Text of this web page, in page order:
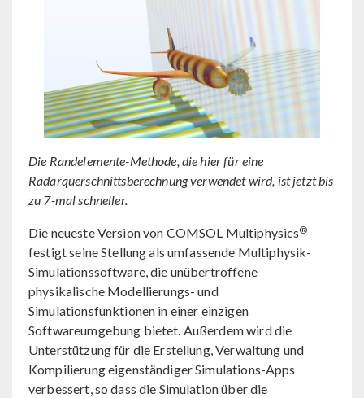
Die Randelemente-Methode, die hier für eine
Radarquerschnittsberechnung verwendet wird, ist jetzt bis
zu 7-mal schneller.
Die neueste Version von COMSOL Multiphysics®
festigt seine Stellung als umfassende Multiphysik-
Simulationssoftware, die unübertroffene
physikalische Modellierungs- und
Simulationsfunktionen in einer einzigen
Softwareumgebung bietet. Außerdem wird die
Unterstützung für die Erstellung, Verwaltung und
Kompilierung eigenständiger Simulations-Apps
verbessert, so dass die Simulation über die